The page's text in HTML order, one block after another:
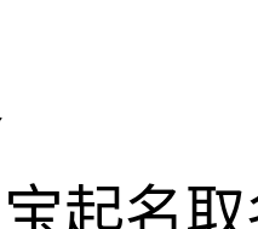
起名